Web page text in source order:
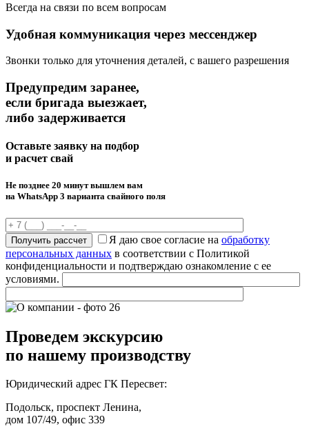
Всегда на связи по всем вопросам
Удобная коммуникация через мессенджер
Звонки только для уточнения деталей, с вашего разрешения
Предупредим заранее,
если бригада выезжает,
либо задерживается
Оставьте заявку на подбор
и расчет свай
Не позднее 20 минут вышлем вам
на WhatsApp 3 варианта свайного поля
Я даю свое согласие на обработку
персональных данных в соответствии с Политикой
конфиденциальности и подтверждаю ознакомление с ее
условиями.
Проведем экскурсию
по нашему производству
Юридический адрес ГК Пересвет:
Подольск, проспект Ленина,
дом 107/49, офис 339